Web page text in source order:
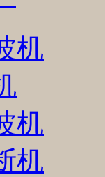
机
机
机